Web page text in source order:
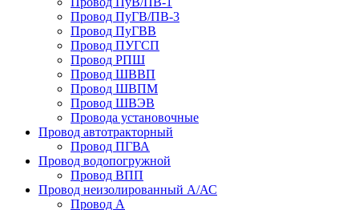
Провод ПуГВ/ПВ-3
Провод ПуГВВ
Провод ПУГСП
Провод РПШ
Провод ШВВП
Провод ШВПМ
Провод ШВЭВ
Провода установочные
Провод автотракторный
Провод ПГВА
Провод водопогружной
Провод ВПП
Провод неизолированный А/АС
Провод А